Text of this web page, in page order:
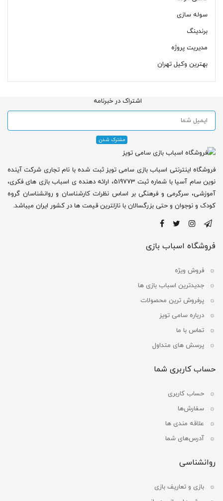
سوله سازی
برندینگ
مدیریت پروژه
بهترین وکیل تهران
اشتراک در خبرنامه
فروشگاه اینترنتی اسباب بازی سامی تویز ثبت شده با نام تجاری شرکت آینده
نوین سام آسیا با شماره ثبت 519773، ارائه دهنده ی اسباب بازی های فکری،
آموزشی، سرگرمی و فرهنگی بر اساس نظرات کارشناسان و روانشناسان گروه
کودک و نوجوان و حتی بزرگسالان با نازلترین قیمت ها در کشور ایران میباشد.
فروشگاه اسباب بازی
فروش ویژه
جدیدترین اسباب بازی ها
پرفروش ترین محصولات
درباره سامی تویز
تماس با ما
پرسش های متداول
حساب کاربری شما
حساب کاربری
سفارش‌ها
علاقه مندی ها
آدرس‌های شما
روانشناسی
بازی و تعاریف بازی